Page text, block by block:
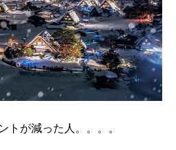
トが減った人。。。。